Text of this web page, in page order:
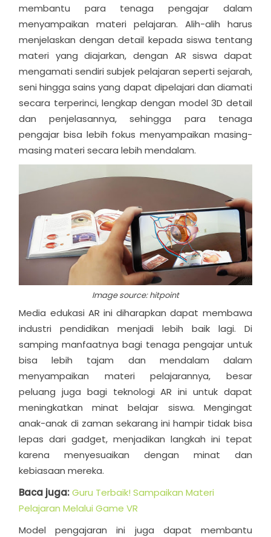
membantu para tenaga pengajar dalam
menyampaikan materi pelajaran. Alih-alih harus
menjelaskan dengan detail kepada siswa tentang
materi yang diajarkan, dengan AR siswa dapat
mengamati sendiri subjek pelajaran seperti sejarah,
seni hingga sains yang dapat dipelajari dan diamati
secara terperinci, lengkap dengan model 3D detail
dan penjelasannya, sehingga para tenaga
pengajar bisa lebih fokus menyampaikan masing-
masing materi secara lebih mendalam.
Image source: hitpoint
Media edukasi AR ini diharapkan dapat membawa
industri pendidikan menjadi lebih baik lagi. Di
samping manfaatnya bagi tenaga pengajar untuk
bisa lebih tajam dan mendalam dalam
menyampaikan materi pelajarannya, besar
peluang juga bagi teknologi AR ini untuk dapat
meningkatkan minat belajar siswa. Mengingat
anak-anak di zaman sekarang ini hampir tidak bisa
lepas dari gadget, menjadikan langkah ini tepat
karena menyesuaikan dengan minat dan
kebiasaan mereka.
Baca juga: Guru Terbaik! Sampaikan Materi
Pelajaran Melalui Game VR
Model pengajaran ini juga dapat membantu